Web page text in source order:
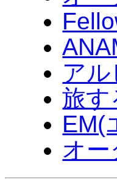
ア
旅す
EM(
オ